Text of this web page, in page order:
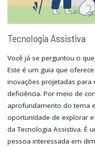
Tecnologia Assistiva
Você já se perguntou o
Este é um guia que
inovações projetadas para
deficiência. Por meio de
aprofundamento do tema
oportunidade de explorar
da Tecnologia Assistiva. É
pessoa interessada em